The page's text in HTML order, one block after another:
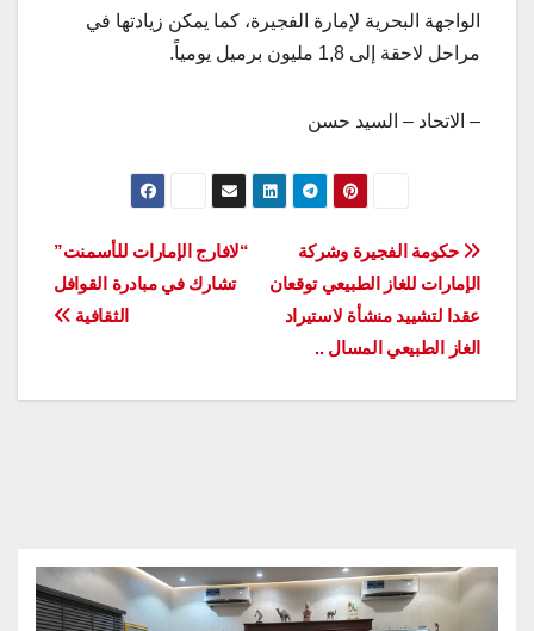
الواجهة البحرية لإمارة الفجيرة، كما يمكن زيادتها في
مراحل لاحقة إلى 1,8 مليون برميل يومياً.
– الاتحاد – السيد حسن
تصفّح
المقالات
“لافارج الإمارات للأسمنت”
تشارك في مبادرة القوافل
الثقافية
حكومة الفجيرة وشركة
الإمارات للغاز الطبيعي توقعان
عقدا لتشييد منشأة لاستيراد
الغاز الطبيعي المسال ..